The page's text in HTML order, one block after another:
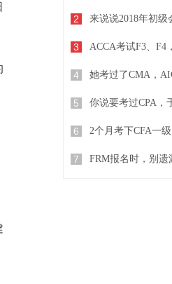
2 来说说2018年初级
3 ACCA考试F3、F4
4 她考过了CMA，
5 你说要考过CPA，
6 2个月考下CFA一级，这
7 FRM报名时，别遗